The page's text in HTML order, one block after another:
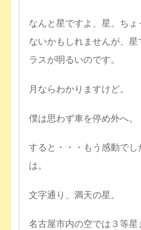
なんと星ですよ、星。ち
ないかもしれませんが、
ラスが明るいのです。
月ならわかりますけど。
僕は思わず車を停め外へ。
すると・・・もう感動でし
は。
文字通り、満天の星。
名古屋市内の空では３等星